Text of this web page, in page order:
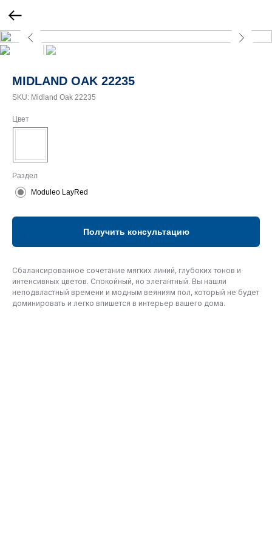
MIDLAND OAK 22235
SKU: Midland Oak 22235
Цвет
Раздел
Moduleo LayRed
Получить консультацию
Сбалансированное сочетание мягких линий, глубоких тонов и
интенсивных цветов. Спокойный, но элегантный. Вы нашли
неподвластный времени и модным веяниям пол, который не будет
доминировать и легко впишется в интерьер вашего дома.